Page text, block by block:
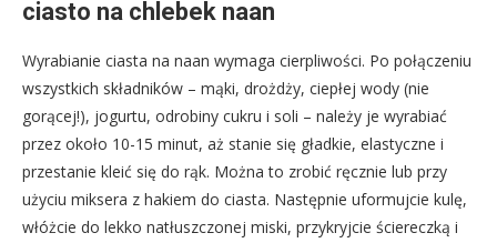
ciasto na chlebek naan
Wyrabianie ciasta na naan wymaga cierpliwości. Po połączeniu
wszystkich składników – mąki, drożdży, ciepłej wody (nie
gorącej!), jogurtu, odrobiny cukru i soli – należy je wyrabiać
przez około 10-15 minut, aż stanie się gładkie, elastyczne i
przestanie kleić się do rąk. Można to zrobić ręcznie lub przy
użyciu miksera z hakiem do ciasta. Następnie uformujcie kulę,
włóżcie do lekko natłuszczonej miski, przykryjcie ściereczką i